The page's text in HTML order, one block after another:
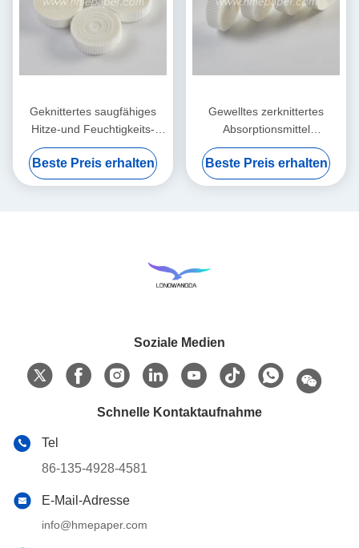
Geknittertes saugfähiges
Hitze-und Feuchtigkeits-
Austauscher-nass
Filterpapier-Element
Beste Preis erhalten
Gewelltes zerknittertes
Absorptionsmittel
Filterpapier-Hitze-und
Feuchtigkeits-Austausch
Beste Preis erhalten
Soziale Medien
Schnelle Kontaktaufnahme
Tel
86-135-4928-4581
E-Mail-Adresse
info@hmepaper.com